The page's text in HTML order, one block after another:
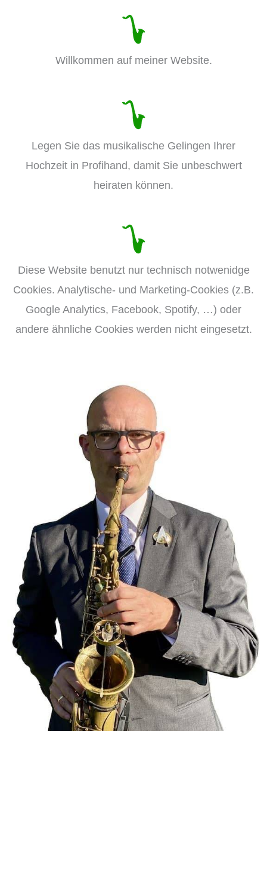
Willkommen auf meiner Website.
Legen Sie das musikalische Gelingen Ihrer
Hochzeit in Profihand, damit Sie unbeschwert
heiraten können.
Diese Website benutzt nur technisch notwenidge
Cookies. Analytische- und Marketing-Cookies (z.B.
Google Analytics, Facebook, Spotify, …) oder
andere ähnliche Cookies werden nicht eingesetzt.